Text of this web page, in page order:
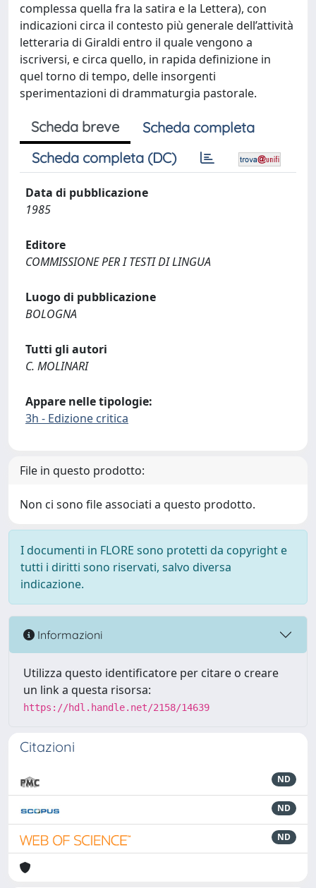
complessa quella fra la satira e la Lettera), con
indicazioni circa il contesto più generale dell’attività
letteraria di Giraldi entro il quale vengono a
iscriversi, e circa quello, in rapida definizione in
quel torno di tempo, delle insorgenti
sperimentazioni di drammaturgia pastorale.
Scheda breve
Scheda completa
Scheda completa (DC)
Data di pubblicazione
1985
Editore
COMMISSIONE PER I TESTI DI LINGUA
Luogo di pubblicazione
BOLOGNA
Tutti gli autori
C. MOLINARI
Appare nelle tipologie:
3h - Edizione critica
File in questo prodotto:
Non ci sono file associati a questo prodotto.
I documenti in FLORE sono protetti da copyright e
tutti i diritti sono riservati, salvo diversa
indicazione.
Informazioni
Utilizza questo identificatore per citare o creare
un link a questa risorsa:
https://hdl.handle.net/2158/14639
Citazioni
ND
ND
ND